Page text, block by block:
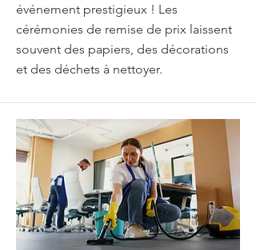
événement prestigieux ! Les
cérémonies de remise de prix laissent
souvent des papiers, des décorations
et des déchets à nettoyer.